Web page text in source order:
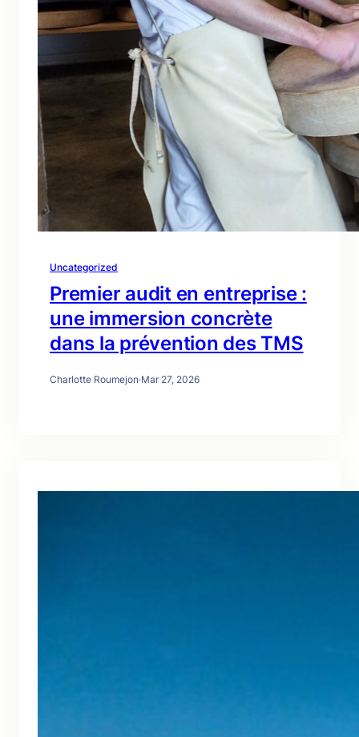
Uncategorized
Premier audit en entreprise :
une immersion concrète
dans la prévention des TMS
Charlotte Roumejon·Mar 27, 2026